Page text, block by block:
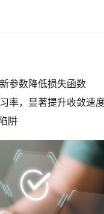
参数降低损失函数
率，显著提升收敛速
阱